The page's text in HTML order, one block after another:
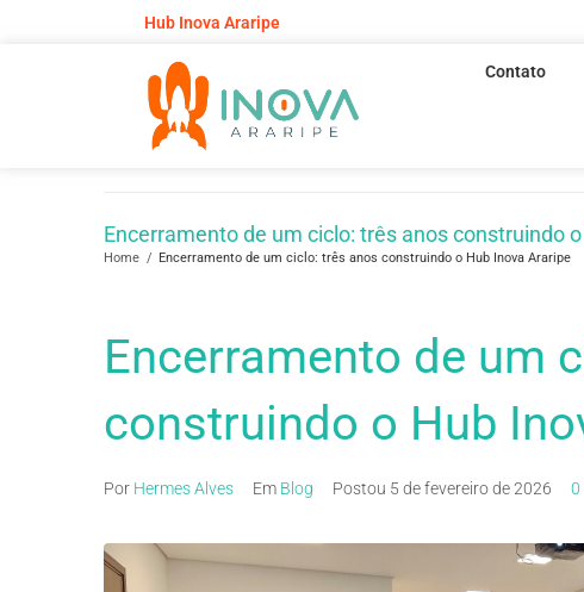
Hub Inova Araripe
Contato
Encerramento de um ciclo: três anos construindo
Home / Encerramento de um ciclo: três anos construindo o Hub Inova Araripe
Encerramento de um
construindo o Hub
Por Hermes Alves Em Blog Postou 5 de fevereiro de 2026 0